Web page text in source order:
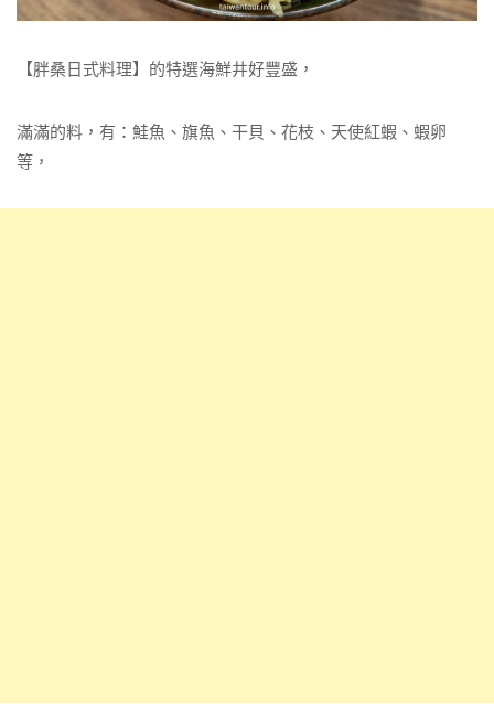
【胖桑日式料理】的特選海鮮井好豐盛，
滿滿的料，有：鮭魚、旗魚、干貝、花枝、天使紅蝦、蝦卵
等，